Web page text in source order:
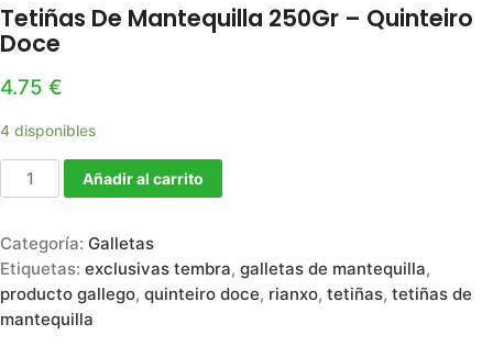
Tetiñas De Mantequilla 250Gr – Quinteiro
Doce
4.75 €
4 disponibles
Añadir al carrito
Categoría: Galletas
Etiquetas: exclusivas tembra, galletas de mantequilla,
producto gallego, quinteiro doce, rianxo, tetiñas, tetiñas de
mantequilla